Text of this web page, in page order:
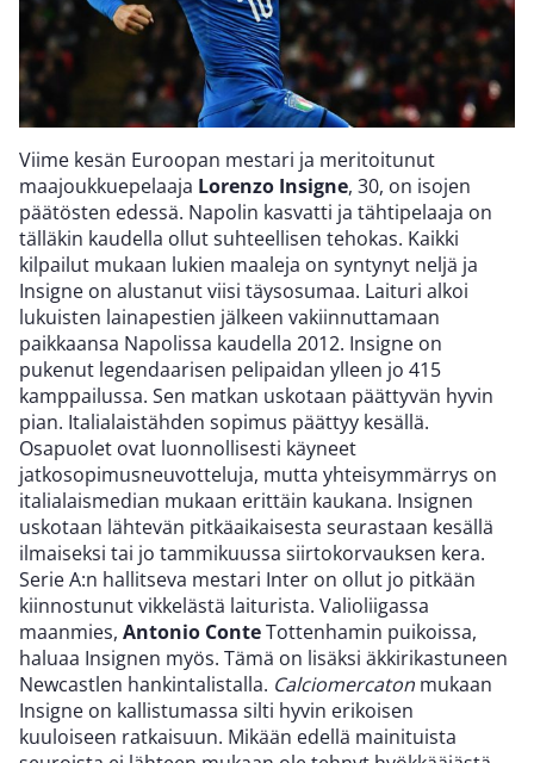
Viime kesän Euroopan mestari ja meritoitunut
maajoukkuepelaaja Lorenzo Insigne, 30, on isojen
päätösten edessä. Napolin kasvatti ja tähtipelaaja on
tälläkin kaudella ollut suhteellisen tehokas. Kaikki
kilpailut mukaan lukien maaleja on syntynyt neljä ja
Insigne on alustanut viisi täysosumaa. Laituri alkoi
lukuisten lainapestien jälkeen vakiinnuttamaan
paikkaansa Napolissa kaudella 2012. Insigne on
pukenut legendaarisen pelipaidan ylleen jo 415
kamppailussa. Sen matkan uskotaan päättyvän hyvin
pian. Italialaistähden sopimus päättyy kesällä.
Osapuolet ovat luonnollisesti käyneet
jatkosopimusneuvotteluja, mutta yhteisymmärrys on
italialaismedian mukaan erittäin kaukana. Insignen
uskotaan lähtevän pitkäaikaisesta seurastaan kesällä
ilmaiseksi tai jo tammikuussa siirtokorvauksen kera.
Serie A:n hallitseva mestari Inter on ollut jo pitkään
kiinnostunut vikkelästä laiturista. Valioliigassa
maanmies, Antonio ConteTottenhamin puikoissa,
haluaa Insignen myös. Tämä on lisäksi äkkirikastuneen
Newcastlen hankintalistalla. Calciomercaton mukaan
Insigne on kallistumassa silti hyvin erikoisen
kuuloiseen ratkaisuun. Mikään edellä mainituista